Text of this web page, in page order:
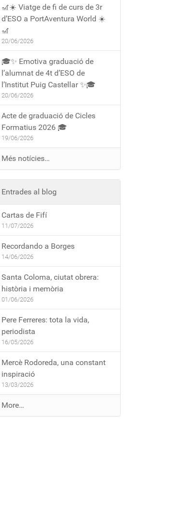
🎢☀️ Viatge de fi de curs de 3r
d’ESO a PortAventura World ☀️
🎢
20/06/2026
🎓✨ Emotiva graduació de
l’alumnat de 4t d’ESO de
l’Institut Puig Castellar ✨🎓
20/06/2026
Acte de graduació de Cicles
Formatius 2026 🎓
19/06/2026
Més notícies…
Entrades al blog
Cartas de Fifí
11/07/2026
Recordando a Borges
14/06/2026
Santa Coloma, ciutat obrera:
història i memòria
01/06/2026
Pere Ferreres: tota la vida,
periodista
16/05/2026
Mercè Rodoreda, una constant
inspiració
13/03/2026
E
n
More…